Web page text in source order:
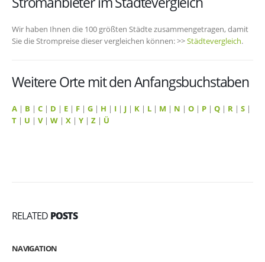
Wir haben Ihnen die 100 größten Städte zusammengetragen, damit
Sie die Strompreise dieser vergleichen können: >>Städtevergleich.
Weitere Orte mit den Anfangsbuchstaben
A | B | C | D | E | F | G | H | I | J | K | L | M | N | O | P | Q | R | S |
T | U | V| W | X | Y | Z | Ü
RELATED POSTS
NAVIGATION